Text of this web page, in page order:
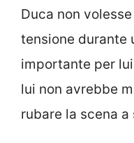
Duca non
tensione durante
importante per
lui non avrebbe
rubare la scena a